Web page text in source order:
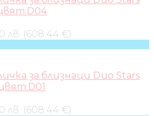
лв. (608.44 €)
за близнаци Duo Stars
лв. (608.44 €)